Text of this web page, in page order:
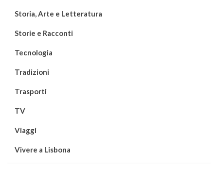
Storia, Arte e Letteratura
Storie e Racconti
Tecnologia
Tradizioni
Trasporti
TV
Viaggi
Vivere a Lisbona